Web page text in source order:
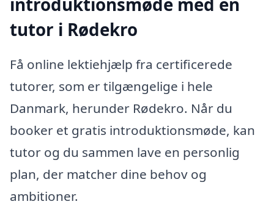
tutor i Rødekro
Få online lektiehjælp fra certificerede
tutorer, som er tilgængelige i hele
Danmark, herunder Rødekro. Når du
booker et gratis introduktionsmøde, kan
tutor og du sammen lave en personlig
plan, der matcher dine behov og
ambitioner.